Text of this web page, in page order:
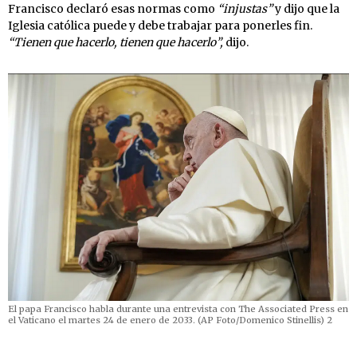
Francisco declaró esas normas como “injustas”y dijo que la
Iglesia católica puede y debe trabajar para ponerles fin.
“Tienen que hacerlo, tienen que hacerlo”, dijo.
El papa Francisco habla durante una entrevista con The Associated Press en
el Vaticano el martes 24 de enero de 2033. (AP Foto/Domenico Stinellis) 2